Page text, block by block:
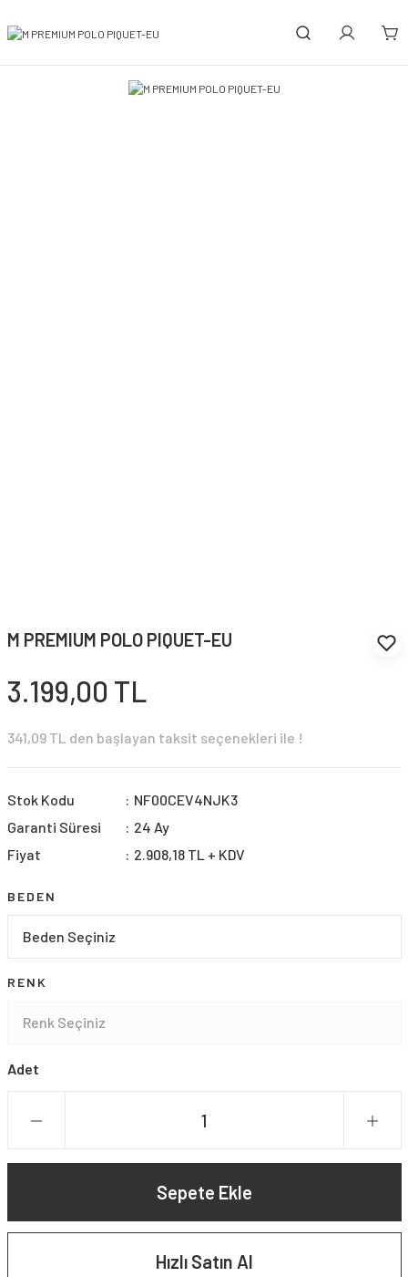
M PREMIUM POLO PIQUET-EU
3.199,00 TL
341,09 TL den başlayan taksit seçenekleri ile !
Stok Kodu
NF00CEV4NJK3
Garanti Süresi
24 Ay
Fiyat
2.908,18 TL + KDV
BEDEN
RENK
Adet
Sepete Ekle
Hızlı Satın Al